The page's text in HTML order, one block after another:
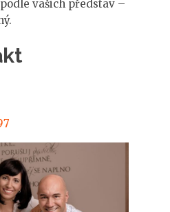
vašich představ –